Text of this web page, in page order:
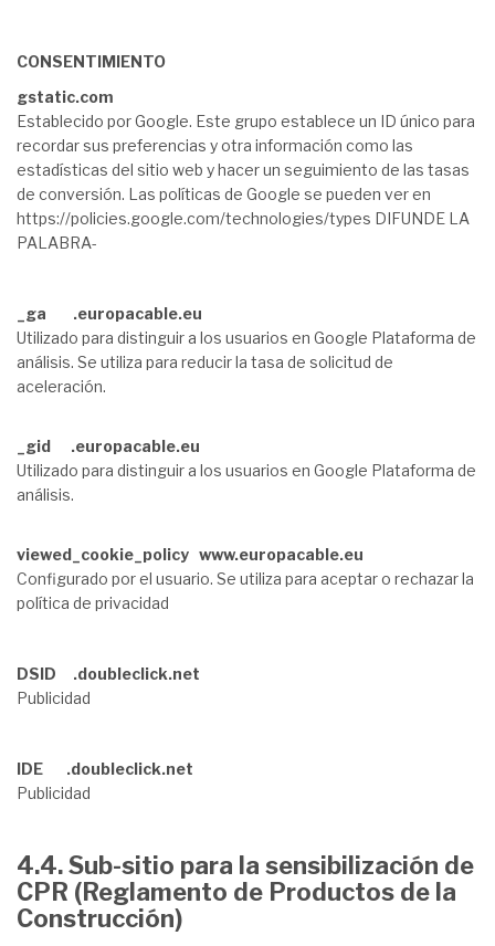
CONSENTIMIENTO
gstatic.com
Establecido por Google. Este grupo establece un ID único para
recordar sus preferencias y otra información como las
estadísticas del sitio web y hacer un seguimiento de las tasas
de conversión. Las políticas de Google se pueden ver en
https://policies.google.com/technologies/types DIFUNDE LA
PALABRA-
_ga .europacable.eu
Utilizado para distinguir a los usuarios en Google Plataforma de
análisis. Se utiliza para reducir la tasa de solicitud de
aceleración.
_gid .europacable.eu
Utilizado para distinguir a los usuarios en Google Plataforma de
análisis.
viewed_cookie_policy www.europacable.eu
Configurado por el usuario. Se utiliza para aceptar o rechazar la
política de privacidad
DSID .doubleclick.net
Publicidad
IDE .doubleclick.net
Publicidad
4.4. Sub-sitio para la sensibilización de
CPR (Reglamento de Productos de la
Construcción)